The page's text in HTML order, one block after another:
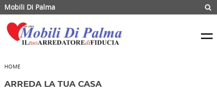
Mobili Di Palma
HOME
ARREDA LA TUA CASA